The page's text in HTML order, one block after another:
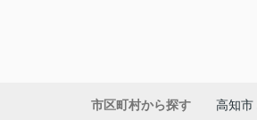
市区町村から探す 高知市